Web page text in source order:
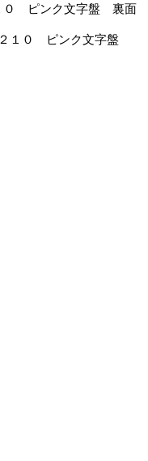
０ ピンク文字盤 裏面
１０ ピンク文字盤